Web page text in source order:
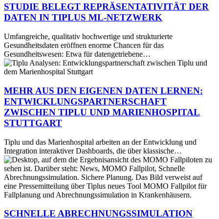
in
Tiplus
ML-
STUDIE BELEGT REPRÄSENTATIVITÄT DER
DATEN IN TIPLUS ML-NETZWERK
Umfangreiche, qualitativ hochwertige und strukturierte
Gesundheitsdaten eröffnen enorme Chancen für das
Gesundheitswesen: Etwa für datengetriebene…
Mehr
aus
eigenen
Daten
lernen:
Entwicklungspartnerschaft
zwischen
und
Marienhospital
Stuttgart
MEHR AUS DEN EIGENEN DATEN LERNEN:
ENTWICKLUNGSPARTNERSCHAFT
ZWISCHEN TIPLU UND MARIENHOSPITAL
STUTTGART
Tiplu und das Marienhospital arbeiten an der Entwicklung und
Integration interaktiver Dashboards, die über klassische…
Schnelle
Abrechnungssimulation
und
sichere
Planung
dem
SCHNELLE ABRECHNUNGSSIMULATION